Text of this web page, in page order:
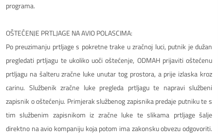
programa.
OŠTEĆENJE PRTLJAGE NA AVIO POLASCIMA:
Po preuzimanju prtljage s pokretne trake u zračnoj luci, putnik je dužan
pregledati prtljagu te ukoliko uoči oštećenje, ODMAH prijaviti oštećenu
prtljagu na šalteru zračne luke unutar tog prostora, a prije izlaska kroz
carinu. Službenik zračne luke pregleda prtljagu te napravi službeni
zapisnik o oštećenju. Primjerak službenog zapisnika predaje putniku te s
tim službenim zapisnikom iz zračne luke te slikama prtljage šalje
direktno na avio kompaniju koja potom ima zakonsku obvezu odgovoriti.